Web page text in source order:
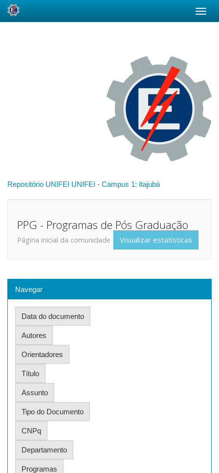
Repositório UNIFEI UNIFEI - Campus 1: Itajubá
PPG - Programas de Pós Graduação
Página inicial da comunidade Visualizar estatísticas
Navegar